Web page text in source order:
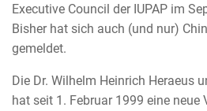
Executive Council der IUPAP im
Bisher hat sich auch (und nur)
gemeldet.
Die Dr. Wilhelm Heinrich Heraeus
hat seit 1. Februar 1999 eine